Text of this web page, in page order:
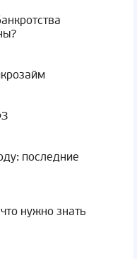
последние
нужно знать